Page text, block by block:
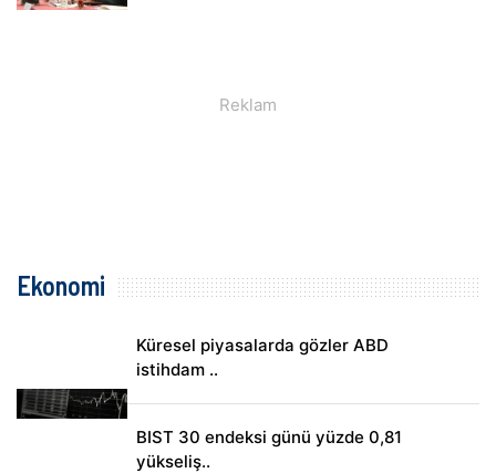
Ekonomi
Küresel piyasalarda gözler ABD
istihdam ..
BIST 30 endeksi günü yüzde 0,81
yükseliş..